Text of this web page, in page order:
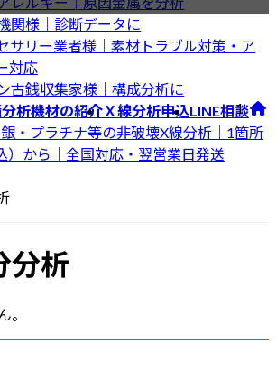
関様｜診断データに
サリー業者様｜素材トラブル対策・ア
対応
古銭収集家様｜構成分析に
分析機材の紹介Ｘ線分析申込LINE相談
・プラチナ等の非破壊X線分析｜1箇所
）から｜全国対応・翌営業日発送
分析
。